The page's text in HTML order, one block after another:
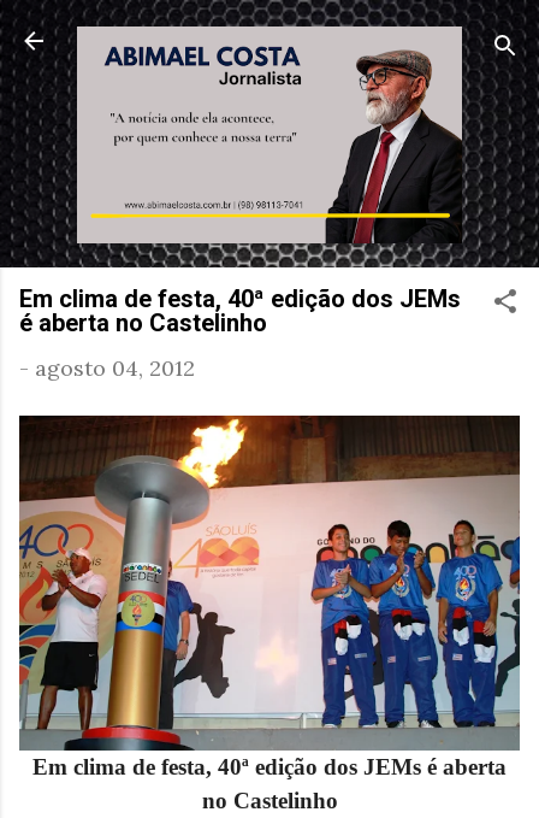
Pular para o conteúdo principal
Em clima de festa, 40ª edição dos JEMs
é aberta no Castelinho
- agosto 04, 2012
Em clima de festa, 40ª edição dos JEMs é aberta
no Castelinho